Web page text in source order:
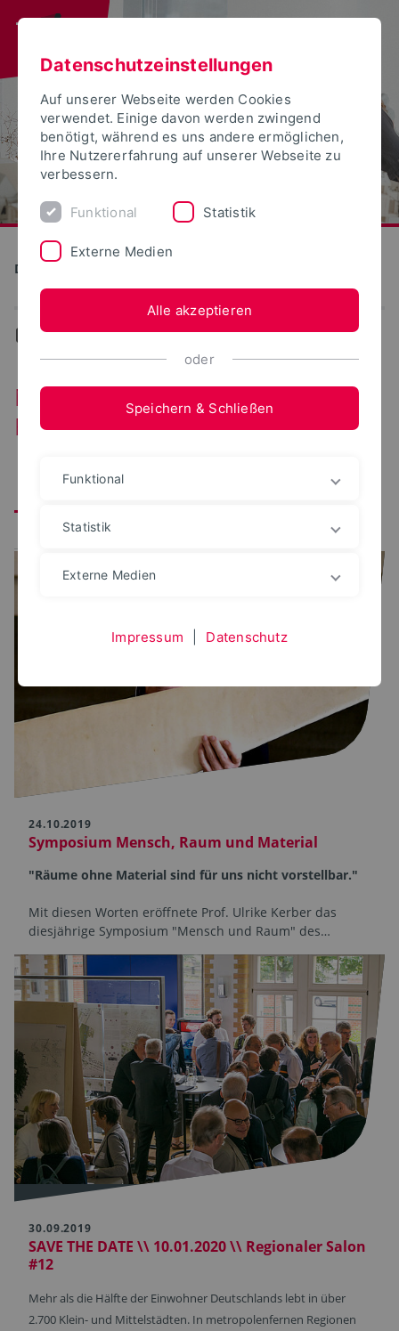
Detmolder Schule für Gestaltung
... News
Neuigkeiten aus dem
Forschungsbereich
urbanLab
nextPlace
24.10.2019
Symposium Mensch, Raum und Material
"Räume ohne Material sind für uns nicht vorstellbar."
Mit diesen Worten eröffnete Prof. Ulrike Kerber das
diesjährige Symposium "Mensch und Raum" des…
30.09.2019
SAVE THE DATE \\ 10.01.2020 \\ Regionaler Salon
#12
Mehr als die Hälfte der Einwohner Deutschlands lebt in über
2.700 Klein- und Mittelstädten. In metropolenfernen Regionen
Datenschutzeinstellungen
Auf unserer Webseite werden Cookies
verwendet. Einige davon werden zwingend
benötigt, während es uns andere ermöglichen,
Ihre Nutzererfahrung auf unserer Webseite zu
verbessern.
Funktional Statistik
Externe Medien
Alle akzeptieren
oder
Speichern & Schließen
Funktional
Statistik
Externe Medien
Impressum Datenschutz